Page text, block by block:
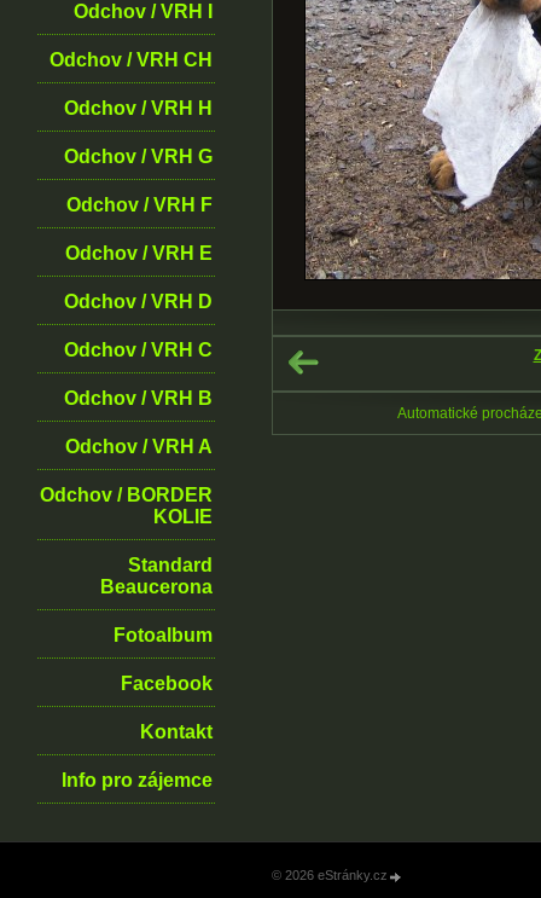
Odchov / VRH I
Odchov / VRH CH
Odchov / VRH H
Odchov / VRH G
Odchov / VRH F
Odchov / VRH E
Odchov / VRH D
Odchov / VRH C
Odchov / VRH B
Odchov / VRH A
Odchov / BORDER
KOLIE
Standard
Beaucerona
Fotoalbum
Facebook
Kontakt
Info pro zájemce
Automatické
© 2026 eStránky.cz